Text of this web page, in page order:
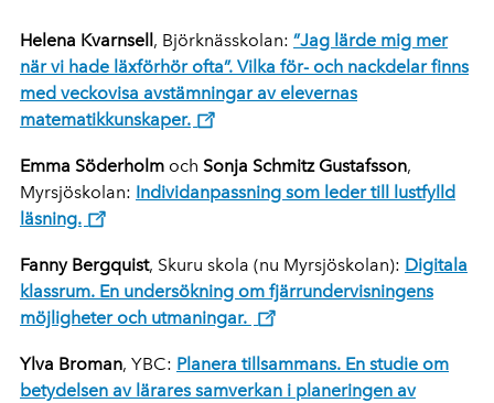
Helena Kvarnsell , Björknässkolan: ”Jag lärde mig mer
när vi hade läxförhör ofta”. Vilka för- och nackdelar finns
med veckovisa avstämningar av elevernas
matematikkunskaper.
Emma Söderholm och Sonja Schmitz Gustafsson,
Myrsjöskolan: Individanpassning som leder till lustfylld
läsning.
Fanny Bergquist, Skuru skola (nu Myrsjöskolan): Digitala
klassrum. En undersökning om fjärrundervisningens
möjligheter och utmaningar.
Ylva Broman, YBC: Planera tillsammans. En studie om
betydelsen av lärares samverkan i planeringen av